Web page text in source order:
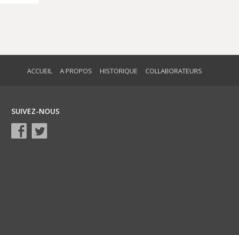
ACCUEIL A PROPOS HISTORIQUE COLLABORATEURS
SUIVEZ-NOUS